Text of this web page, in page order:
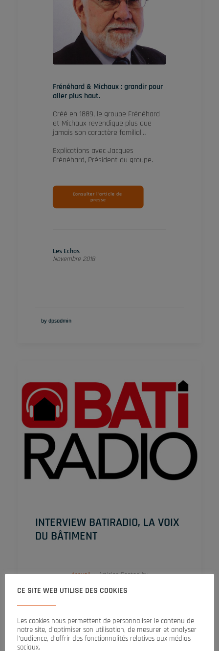
Frénéhard & Michaux : grandir pour
aller plus haut.
Créé en 1889, le groupe Frénéhard
et Michaux revendique plus que
jamais son caractère familial…
Explications avec Jacques
Frénéhard, Président du groupe.
Consulter l'article de
presse
Les Echos
Novembre 2018
by dpsadmin
INTERVIEW BATIRADIO, LA VOIX
DU BÂTIMENT
Accueil Articles Posted by
CE SITE WEB UTILISE DES COOKIES
Les cookies nous permettent de personnaliser le contenu de
notre site, d’optimiser son utilisation, de mesurer et analyser
l’audience, d’offrir des fonctionnalités relatives aux médias
sociaux.